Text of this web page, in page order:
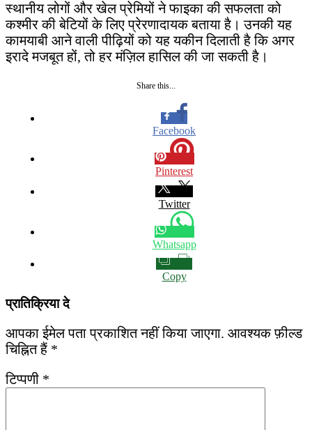
स्थानीय लोगों और खेल प्रेमियों ने फाइका की सफलता को
कश्मीर की बेटियों के लिए प्रेरणादायक बताया है। उनकी यह
कामयाबी आने वाली पीढ़ियों को यह यकीन दिलाती है कि अगर
इरादे मजबूत हों, तो हर मंज़िल हासिल की जा सकती है।
Share this...
Facebook
Pinterest
Twitter
Whatsapp
Copy
प्रातिक्रिया दे
आपका ईमेल पता प्रकाशित नहीं किया जाएगा. आवश्यक फ़ील्ड
चिह्नित हैं *
टिप्पणी *